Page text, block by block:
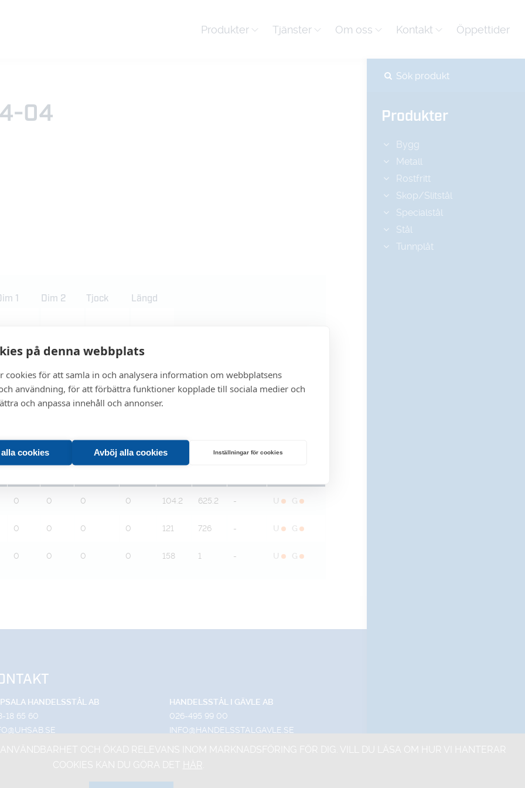
på denna webbplats
cookies för att samla in och analysera information om webbplatsens
användning, för att förbättra funktioner kopplade till sociala medier och
och anpassa innehåll och annonser.
cookies Avböj alla cookies Inställningar för cookies
OCH ÖKAD RELEVANS INOM MARKNADSFÖRING FÖR DIG. VILL DU LÄSA OM HUR VI HANTERAR
COOKIES KAN DU GÖRA DET HÄR
Produkter Tjänster Om oss Kontakt Öppettider
Produkter
Bygg
Metall
Rostfritt
Skop/Slitstål
Specialstål
Stål
Tunnplåt
04
1 Dim 2 Tjock Längd
= Beställningsvara
Rundstång Ss 2244-04 /Endast ett sökresultat
0 0 0 0 104.2 625.2 - U G
0 0 0 0 121 726 - U G
0 0 0 0 158 1 - U G
HANDELSSTÅL AB
18 65 60
DEPÅGATAN 15
HANDELSSTÅL I GÄVLE AB
026-495 99 00
INFO@HANDELSSTALGAVLE.SE
TRUTVÄGEN 4